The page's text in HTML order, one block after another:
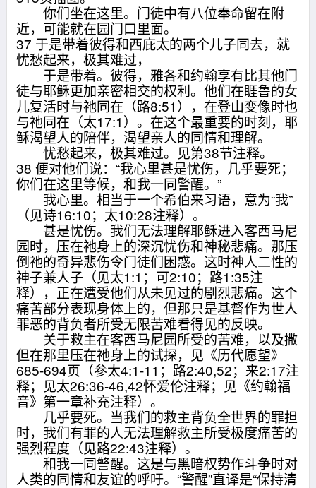
你们坐在这里。门徒中有八位奉命留在附
近，可能就在园门口里面。
37 于是带着彼得和西庇太的两个儿子同去，就
忧愁起来，极其难过，
于是带着。彼得，雅各和约翰享有比其他门
徒与耶稣更加亲密相交的权利。他们在睚鲁的女
儿复活时与祂同在（路8:51），在登山变像时也
与祂同在（太17:1）。在这个最重要的时刻，耶
稣渴望人的陪伴，渴望亲人的同情和理解。
忧愁起来，极其难过。见第38节注释。
38 便对他们说：“我心里甚是忧伤，几乎要死；
你们在这里等候，和我一同警醒。”
我心里。相当于一个希伯来习语，意为“我”
（见诗16:10；太10:28注释）。
甚是忧伤。我们无法理解耶稣进入客西马尼
园时，压在祂身上的深沉忧伤和神秘悲痛。那压
倒祂的奇异悲伤令门徒们困惑。这时神人二性的
神子兼人子（见太1:1；可2:10；路1:35注
释），正在遭受他们从未见过的剧烈悲痛。这个
痛苦部分表现身体上的，但那只是基督作为世人
罪恶的背负者所受无限苦难看得见的反映。
关于救主在客西马尼园所受的苦难，以及撒
但在那里压在祂身上的试探，见《历代愿望》
685-694页（参太4:1-11；路2:40,52；来2:17注
释；见太26:36-46,42怀爱伦注释；见《约翰福
音》第一章补充注释）。
几乎要死。当我们的救主背负全世界的罪担
时，我们有罪的人无法理解救主所受极度痛苦的
强烈程度（见路22:43注释）。
和我一同警醒。这是与黑暗权势作斗争时对
人类的同情和友谊的呼吁。“警醒”直译是“保持清